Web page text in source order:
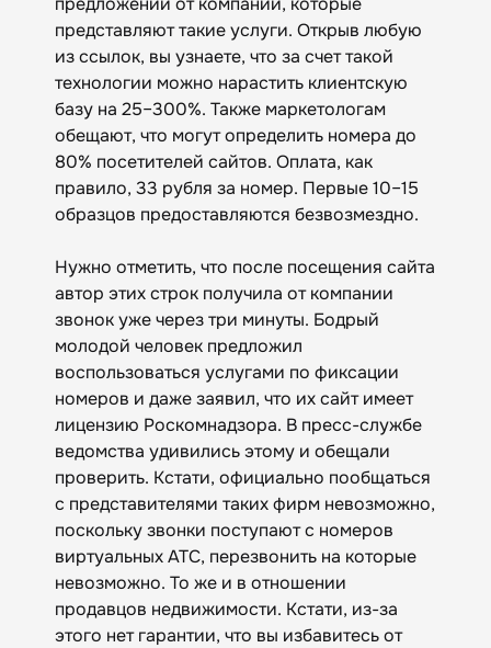
представляют такие услуги. Открыв любую
из ссылок, вы узнаете, что за счет такой
технологии можно нарастить клиентскую
базу на 25–300%. Также маркетологам
обещают, что могут определить номера до
80% посетителей сайтов. Оплата, как
правило, 33 рубля за номер. Первые 10–15
образцов предоставляются безвозмездно.
Нужно отметить, что после посещения сайта
автор этих строк получила от компании
звонок уже через три минуты. Бодрый
молодой человек предложил
воспользоваться услугами по фиксации
номеров и даже заявил, что их сайт имеет
лицензию Роскомнадзора. В пресс-службе
ведомства удивились этому и обещали
проверить. Кстати, официально пообщаться
с представителями таких фирм невозможно,
поскольку звонки поступают с номеров
виртуальных АТС, перезвонить на которые
невозможно. То же и в отношении
продавцов недвижимости. Кстати, из-за
этого нет гарантии, что вы избавитесь от